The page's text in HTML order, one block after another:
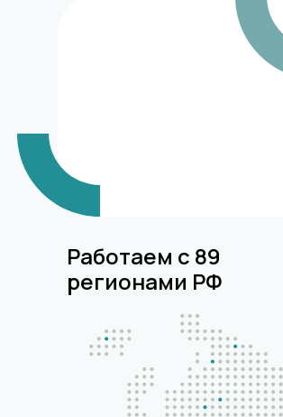
Работаем с 89
регионами РФ